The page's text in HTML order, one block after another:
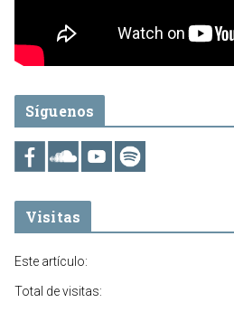
Síguenos
Visitas
Este artículo:
Total de visitas: